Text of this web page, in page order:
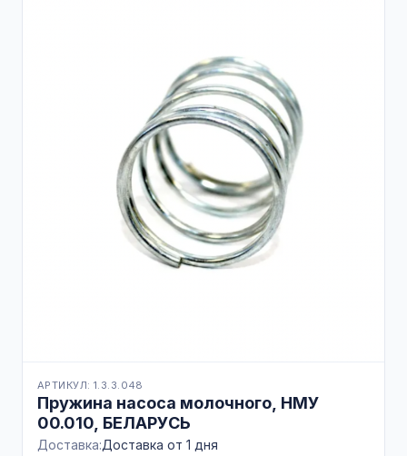
АРТИКУЛ: 1.3.3.048
Пружина насоса молочного, НМУ
00.010, БЕЛАРУСЬ
Доставка:Доставка от 1 дня